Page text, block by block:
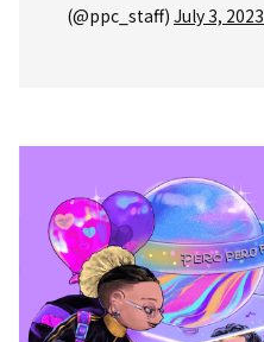
(@ppc_staff) July 3, 2023